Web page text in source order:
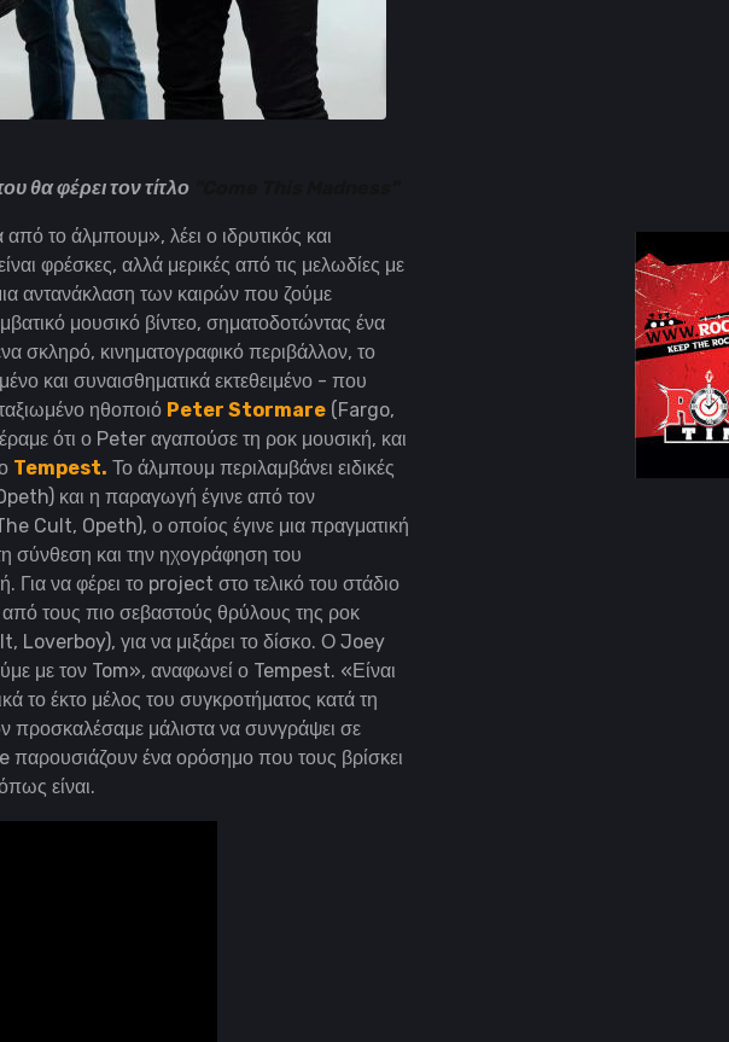
θα φέρει τον τίτλο
το άλμπουμ», λέει ο ιδρυτικός και
φρέσκες, αλλά μερικές από τις μελωδίες με
αντανάκλαση των καιρών που ζούμε
μουσικό βίντεο, σηματοδοτώντας ένα
σκληρό, κινηματογραφικό περιβάλλον, το
και συναισθηματικά εκτεθειμένο - που
ηθοποιό Peter Stormare (Fargo,
ότι ο Peter αγαπούσε τη ροκ μουσική, και
Tempest. Το άλμπουμ περιλαμβάνει ειδικές
και η παραγωγή έγινε από τον
Cult, Opeth), ο οποίος έγινε μια πραγματική
σύνθεση και την ηχογράφηση του
Για να φέρει το project στο τελικό του στάδιο
τους πιο σεβαστούς θρύλους της ροκ
για να μιξάρει το δίσκο. Ο Joey
με τον Tom», αναφωνεί ο Tempest. «Είναι
το έκτο μέλος του συγκροτήματος κατά τη
προσκαλέσαμε μάλιστα να συνγράψει σε
παρουσιάζουν ένα ορόσημο που τους βρίσκει
είναι.